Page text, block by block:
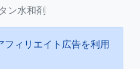
ン水和剤
フィリエイト広告を利用